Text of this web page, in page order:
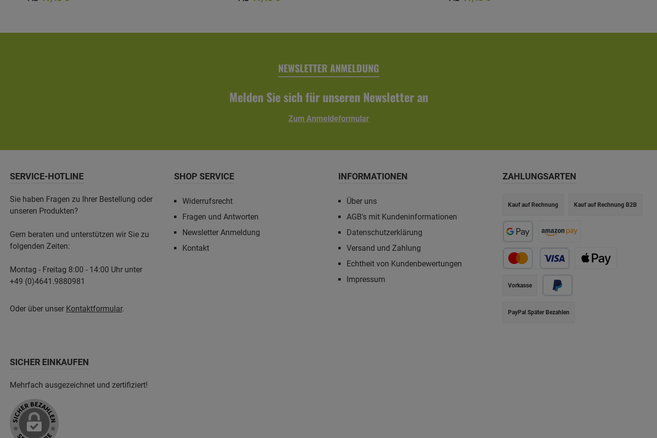
NEWSLETTER ANMELDUNG
Melden Sie sich für unseren Newsletter an
Zum Anmeldeformular
SERVICE-HOTLINE
Sie haben Fragen zu Ihrer Bestellung oder
unseren Produkten?
Gern beraten und unterstützen wir Sie zu
folgenden Zeiten:
Montag - Freitag 8:00 - 14:00 Uhr unter
+49 (0)4641.9880981
Oder über unser Kontaktformular.
SHOP SERVICE
Widerrufsrecht
Fragen und Antworten
Newsletter Anmeldung
Kontakt
INFORMATIONEN
Über uns
AGB's mit Kundeninformationen
Datenschutzerklärung
Versand und Zahlung
Echtheit von Kundenbewertungen
Impressum
ZAHLUNGSARTEN
Vorkasse
PayPal Später Bezahlen
Kauf auf Rechnung Kauf auf Rechnung B2B
SICHER EINKAUFEN
Mehrfach ausgezeichnet und zertifiziert!